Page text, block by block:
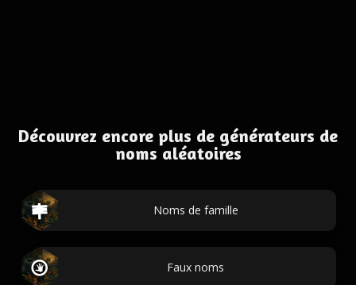
Découvrez encore plus de générateurs de
noms aléatoires
Noms de famille
Faux noms